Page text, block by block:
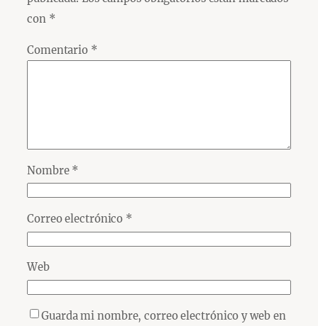
con *
Comentario *
Nombre *
Correo electrónico *
Web
Guarda mi nombre, correo electrónico y web en